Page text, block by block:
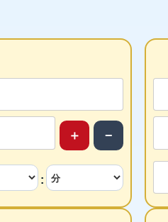
＋ −
: